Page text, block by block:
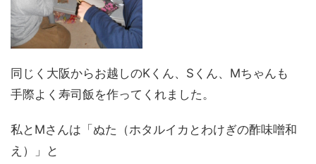
同じく大阪からお越しのKくん、Sくん、Mちゃんも
手際よく寿司飯を作ってくれました。
私とMさんは「ぬた（ホタルイカとわけぎの酢味噌和
え）」と